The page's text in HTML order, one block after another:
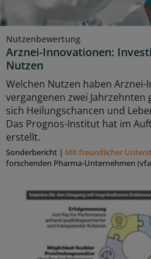
Nutzenbewertung
Arznei-Innovationen:
Nutzen
Welchen Nutzen haben
vergangenen zwei Jahrzehnten
sich Heilungschancen und
Das Prognos-Institut hat im
erstellt.
Sonderbericht | Mit freundlicher
forschenden Pharma-Unternehmen